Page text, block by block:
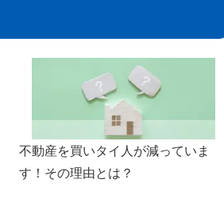
不動産を買いタイ人が減っていま
す！その理由とは？